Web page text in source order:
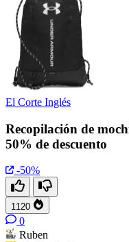
El Corte Inglés
Recopilación de
50% de descuento
-50%
1120
0
Ruben